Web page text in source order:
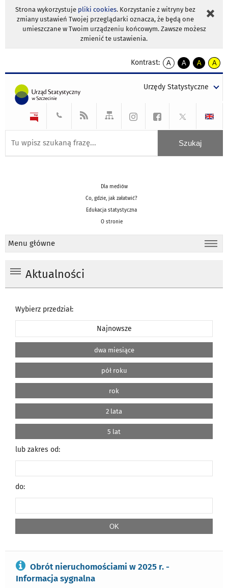
Strona wykorzystuje pliki cookies. Korzystanie z witryny bez
zmiany ustawień Twojej przeglądarki oznacza, że będą one
umieszczane w Twoim urządzeniu końcowym. Zawsze możesz
zmienić te ustawienia.
Kontrast:
A
kontrast
A
kontrast
tekst
czarnym
A
kontrast
tekst
czarnym
A
tekst
żółtym
Urzędy Statystyczne
Dla mediów
Co, gdzie, jak załatwić?
Edukacja statystyczna
O stronie
Menu główne
Aktualności
Wybierz przedział:
Najnowsze
dwa miesiące
pół roku
rok
2 lata
5 lat
lub zakres od:
do:
Obrót nieruchomościami w 2025 r. -
Informacja sygnalna